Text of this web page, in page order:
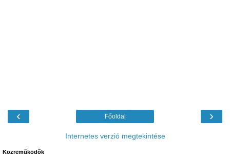
‹ ›
Főoldal
Internetes verzió megtekintése
Közreműködők